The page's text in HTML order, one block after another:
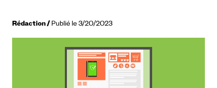
Rédaction Publié le 3/20/2023